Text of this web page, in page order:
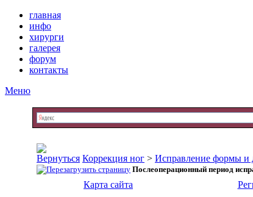
главная
инфо
хирурги
галерея
форум
контакты
Меню
Коррекция ног > Исправление формы и
Послеоперационный период
Карта сайта